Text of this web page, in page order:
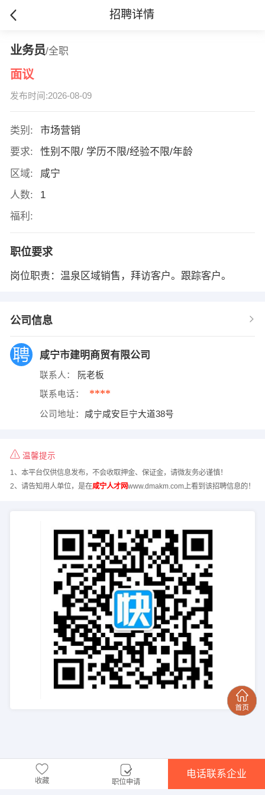
招聘详情
业务员/全职
面议
发布时间:2026-08-09
类别:
市场营销
要求:
性别不限/ 学历不限/经验不限/年龄
区域:
咸宁
人数:
1
福利:
职位要求
岗位职责：温泉区域销售，拜访客户。跟踪客户。
公司信息
咸宁市建明商贸有限公司
联系人： 阮老板
联系电话： ****
公司地址： 咸宁咸安巨宁大道38号
温馨提示
1、本平台仅供信息发布，不会收取押金、保证金，请微友务必谨慎！
2、请告知用人单位，是在咸宁人才网www.dmakm.com上看到该招聘信息的！
收藏 职位申请
电话联系企业